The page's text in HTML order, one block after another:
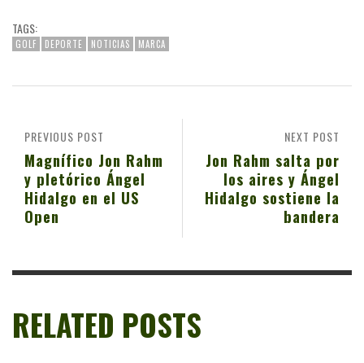
TAGS:
GOLF DEPORTE NOTICIAS MARCA
NEXT POST
Jon Rahm salta por
los aires y Ángel
Hidalgo sostiene la
bandera
PREVIOUS POST
Magnífico Jon Rahm
y pletórico Ángel
Hidalgo en el US
Open
RELATED POSTS